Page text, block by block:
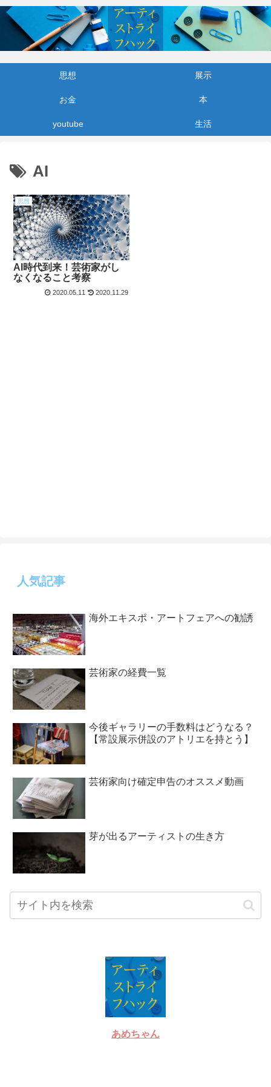
思想 展示
お金 本
youtube 生活
AI
思想
AI時代到来！芸術家がし
なくなること考察
2020.05.11 2020.11.29
人気記事
海外エキスポ・アートフェアへの勧誘
芸術家の経費一覧
今後ギャラリーの手数料はどうなる？
【常設展示併設のアトリエを持とう】
芸術家向け確定申告のオススメ動画
芽が出るアーティストの生き方
あめちゃん